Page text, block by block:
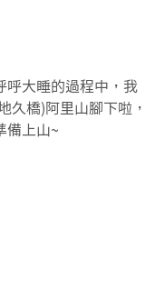
呼大睡的過程中，我
久橋)阿里山腳下啦，
備上山~